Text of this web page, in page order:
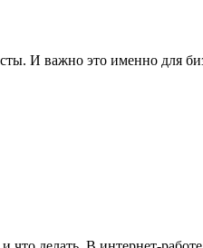
И важно это именно для